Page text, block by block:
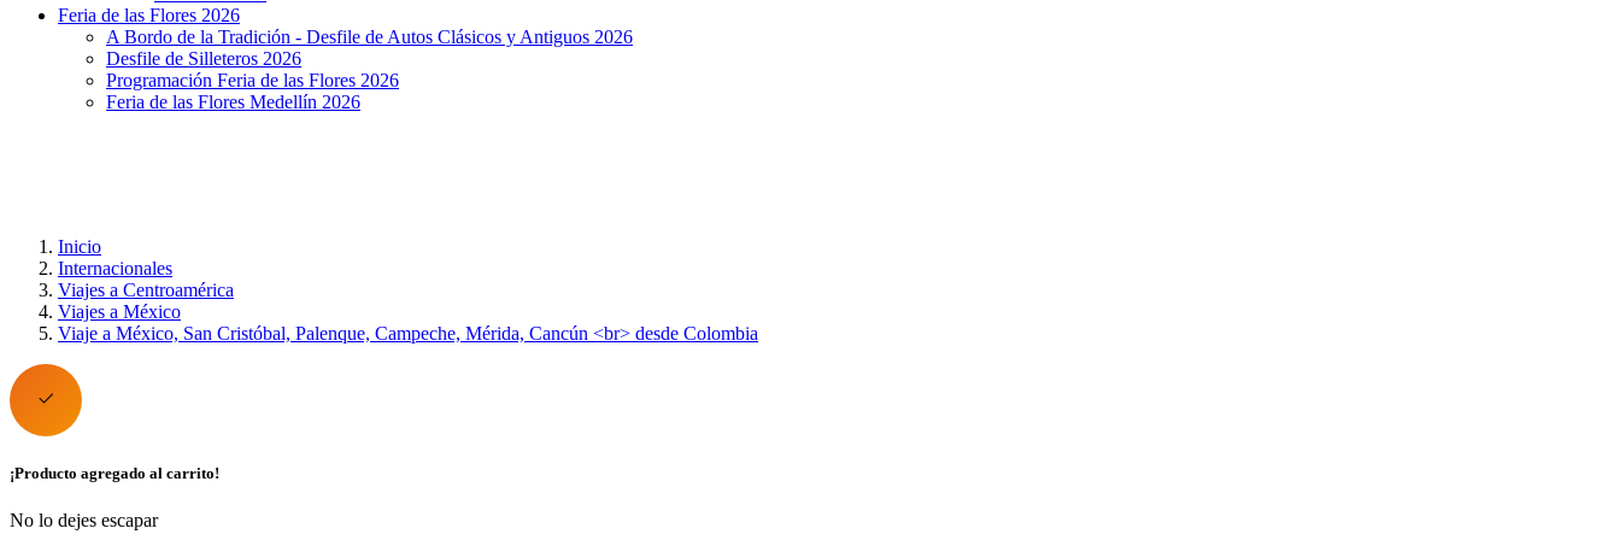
Feria de las Flores 2026
A Bordo de la Tradición - Desfile de Autos Clásicos y Antiguos 2026
Desfile de Silleteros 2026
Programación Feria de las Flores 2026
Feria de las Flores Medellín 2026
Inicio
Internacionales
Viajes a Centroamérica
Viajes a México
Viaje a México, San Cristóbal, Palenque, Campeche, Mérida, Cancún <br> desde Colombia
¡Producto agregado al carrito!
No lo dejes escapar